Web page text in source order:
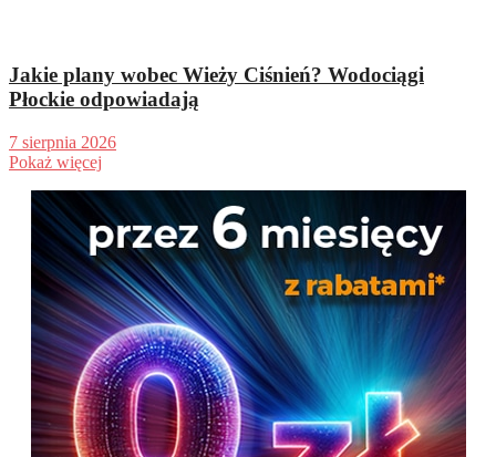
Jakie plany wobec Wieży Ciśnień? Wodociągi
Płockie odpowiadają
7 sierpnia 2026
Pokaż więcej